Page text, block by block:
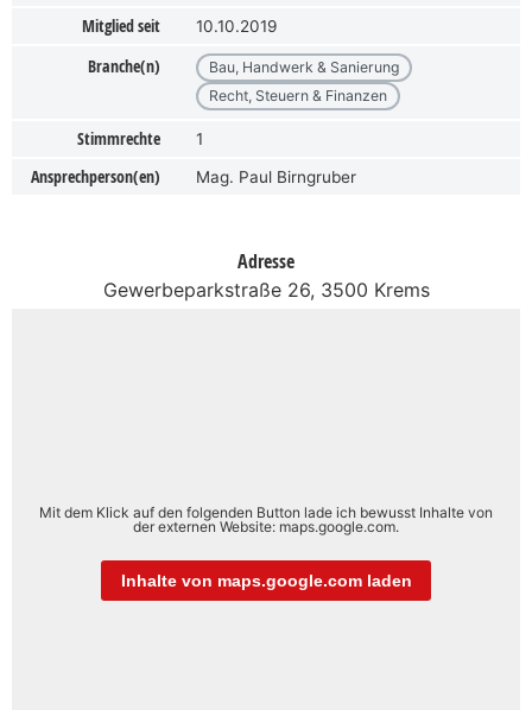
Mitglied seit 10.10.2019
Branche(n)
Bau, Handwerk & Sanierung
Recht, Steuern & Finanzen
Stimmrechte 1
Ansprechperson(en) Mag. Paul Birngruber
Adresse
Gewerbeparkstraße 26, 3500 Krems
Mit dem Klick auf den folgenden Button lade ich bewusst Inhalte von
der externen Website: maps.google.com.
Inhalte von maps.google.com laden